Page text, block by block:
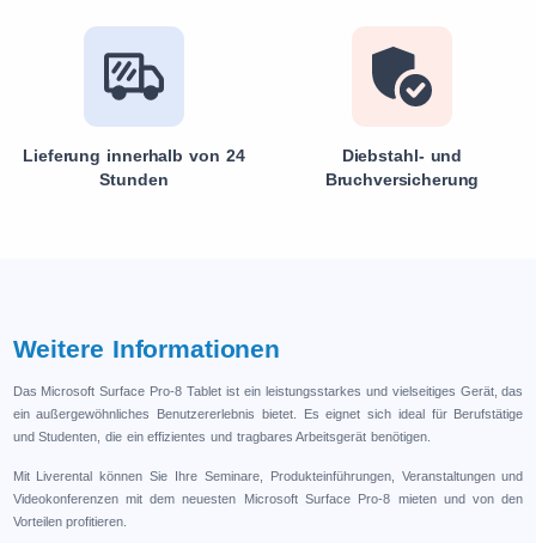
Lieferung innerhalb von 24
Stunden
Diebstahl- und
Bruchversicherung
Weitere Informationen
Das Microsoft Surface Pro-8 Tablet ist ein leistungsstarkes und vielseitiges Gerät, das
ein außergewöhnliches Benutzererlebnis bietet. Es eignet sich ideal für Berufstätige
und Studenten, die ein effizientes und tragbares Arbeitsgerät benötigen.
Mit Liverental können Sie Ihre Seminare, Produkteinführungen, Veranstaltungen und
Videokonferenzen mit dem neuesten Microsoft Surface Pro-8 mieten und von den
Vorteilen profitieren.